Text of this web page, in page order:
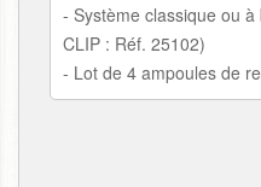
- Système classique ou
CLIP : Réf. 25102)
- Lot de 4 ampoules de